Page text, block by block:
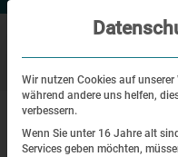
Startseite |
Wir nutzen Cookies auf
während andere uns helfen,
verbessern.
Wenn Sie unter 16 Jahre alt
Services geben möchten,